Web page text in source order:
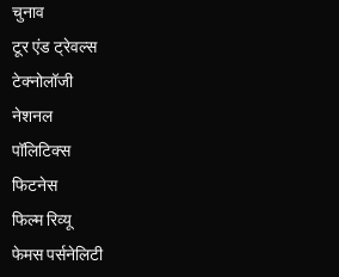
चुनाव
टूर एंड ट्रेवल्स
टेक्नोलॉजी
नेशनल
पॉलिटिक्स
फिटनेस
फिल्म रिव्यू
फेमस पर्सनेलिटी